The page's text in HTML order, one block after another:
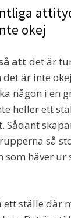
okej
att det är
är inte
någon i en
heller ett
Sådant
så
som häver ur
ett ställe där